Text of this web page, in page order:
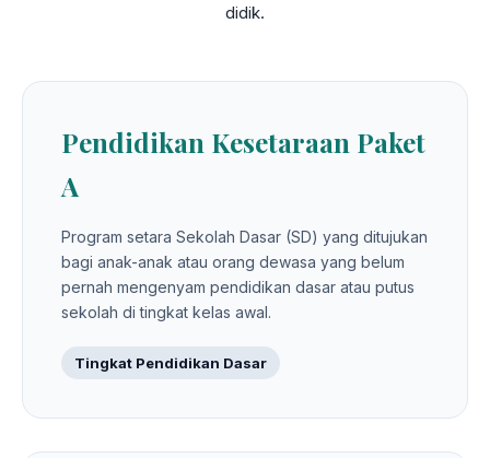
didik.
Pendidikan Kesetaraan Paket
A
Program setara Sekolah Dasar (SD) yang ditujukan
bagi anak-anak atau orang dewasa yang belum
pernah mengenyam pendidikan dasar atau putus
sekolah di tingkat kelas awal.
Tingkat Pendidikan Dasar